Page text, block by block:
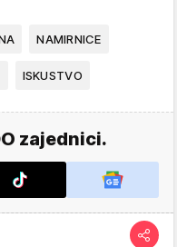
NAMIRNICE
ISKUSTVO
zajednici.